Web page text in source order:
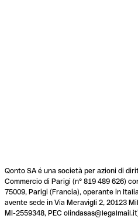
Qonto SA é una società per azioni di
Commercio di Parigi (n° 819 489 626)
75009, Parigi (Francia), operante in
avente sede in Via Meravigli 2, 20123
MI-2559348, PEC